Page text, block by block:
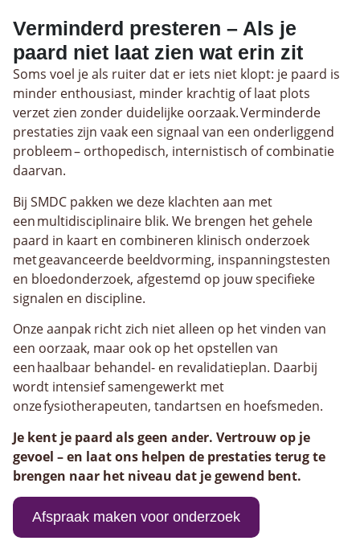
Verminderd presteren – Als je
paard niet laat zien wat erin zit
Soms voel je als ruiter dat er iets niet klopt: je paard is
minder enthousiast, minder krachtig of laat plots
verzet zien zonder duidelijke oorzaak. Verminderde
prestaties zijn vaak een signaal van een onderliggend
probleem – orthopedisch, internistisch of combinatie
daarvan.
Bij SMDC pakken we deze klachten aan met
een multidisciplinaire blik. We brengen het gehele
paard in kaart en combineren klinisch onderzoek
met geavanceerde beeldvorming, inspanningstesten
en bloedonderzoek, afgestemd op jouw specifieke
signalen en discipline.
Onze aanpak richt zich niet alleen op het vinden van
een oorzaak, maar ook op het opstellen van
een haalbaar behandel- en revalidatieplan. Daarbij
wordt intensief samengewerkt met
onze fysiotherapeuten, tandartsen en hoefsmeden.
Je kent je paard als geen ander. Vertrouw op je
gevoel – en laat ons helpen de prestaties terug te
brengen naar het niveau dat je gewend bent.
Afspraak maken voor onderzoek